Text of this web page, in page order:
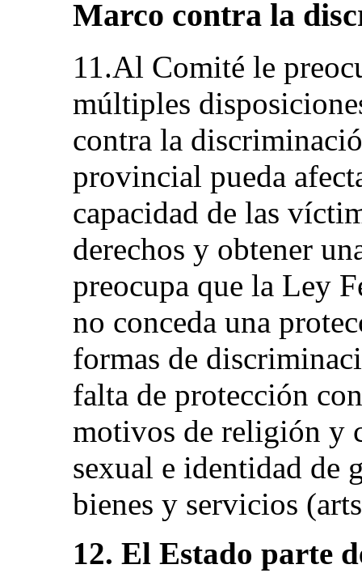
Marco contra la
11.Al Comité le
múltiples
contra la
provincial pueda
capacidad de las
derechos y obtener
preocupa que la Ley
no conceda una
formas de
falta de protección
motivos de religión y
sexual e identidad de
bienes y servicios
12. El Estado parte